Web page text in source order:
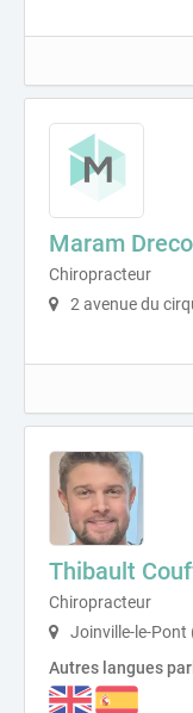
Maram
Chiropracteur
2 avenue du
Thibault
Chiropracteur
Joinville-le-Pont
Autres langues